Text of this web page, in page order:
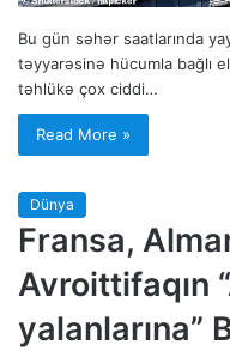
Bu gün səhər saatlarında
təyyarəsinə hücumla bağlı
təhlükə çox ciddi…
Read More »
Dünya
Fransa,
Avroittifaqın
yalanlarına”